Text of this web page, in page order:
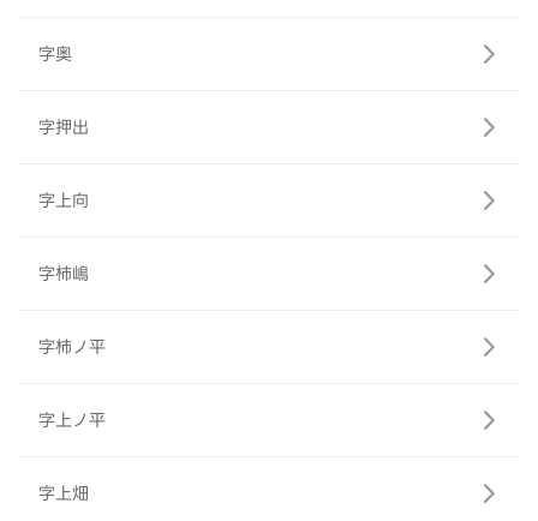
字奥
字押出
字上向
字柿嶋
字柿ノ平
字上ノ平
字上畑